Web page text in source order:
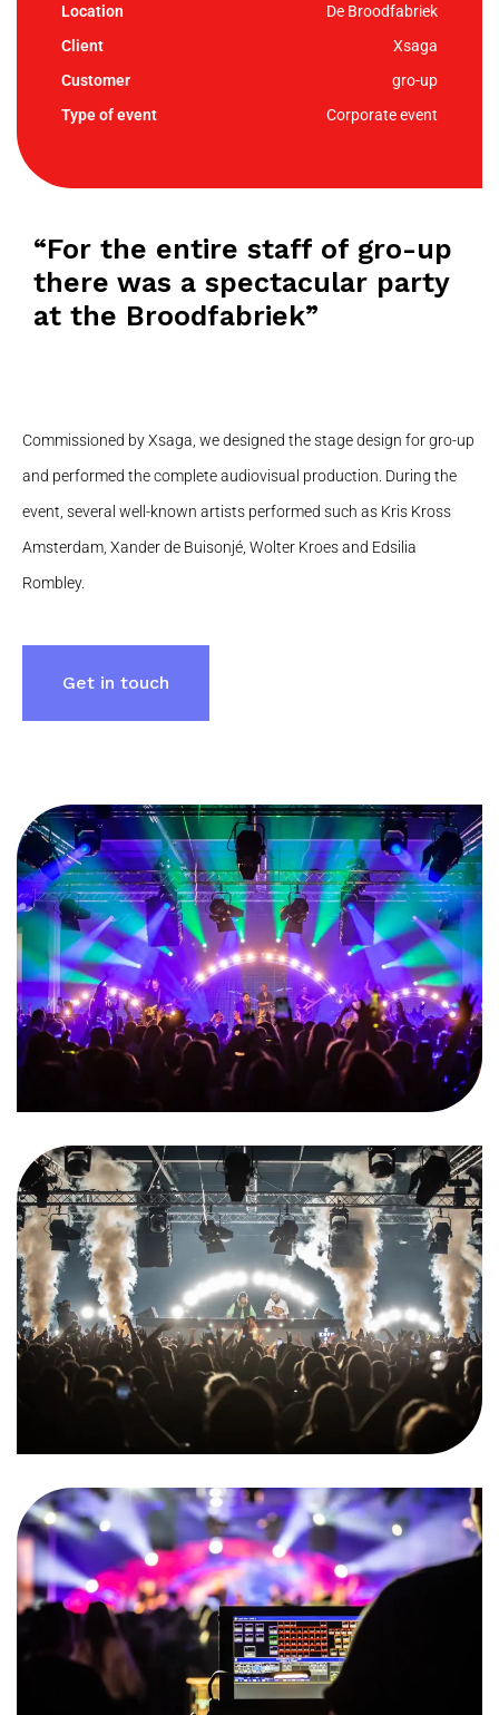
De Broodfabriek
Xsaga
gro-up
Corporate event
“For the entire staff of gro-up
there was a spectacular party
at the Broodfabriek”
Commissioned by Xsaga, we designed the stage design for gro-up
and performed the complete audiovisual production. During the
event, several well-known artists performed such as Kris Kross
Amsterdam, Xander de Buisonjé, Wolter Kroes and Edsilia
Rombley.
Get in touch